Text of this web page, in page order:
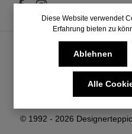
© 1992 - 2026
* Alle Preise inkl. gesetzl.
und ggf.
Diese Website verwendet
Erfahrung bieten zu
Ablehnen
Alle